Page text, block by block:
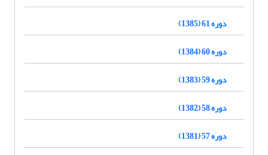
دوره 61 (1385)
دوره 60 (1384)
دوره 59 (1383)
دوره 58 (1382)
دوره 57 (1381)